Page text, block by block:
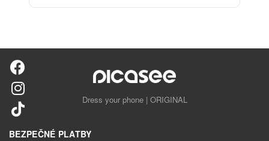
Dress your phone | ORIGINAL
BEZPEČNÉ PLATBY